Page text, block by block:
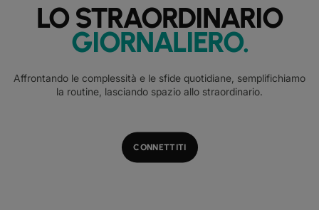
LO STRAORDINARIO
GIORNALIERO.
Affrontando le complessità e le sfide quotidiane, semplifichiamo
la routine, lasciando spazio allo straordinario.
CONNETTITI